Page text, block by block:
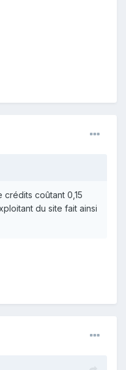
coûtant 0,15
du site fait ainsi